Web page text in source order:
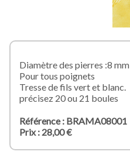
Diamètre des pierres :8 mm
Pour tous poignets
Tresse de fils vert et blanc.
précisez 20 ou 21 boules
Référence : BRAMA08001
Prix : 28,00 €